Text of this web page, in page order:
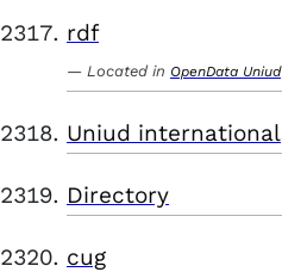
rdf
Located in OpenData Uniud
Uniud international
Directory
cug